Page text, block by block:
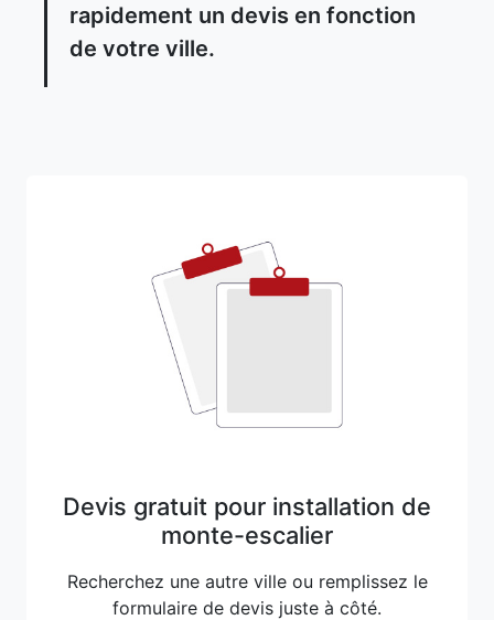
rapidement un devis en fonction
de votre ville.
Devis gratuit pour installation de
monte-escalier
Recherchez une autre ville ou remplissez le
formulaire de devis juste à côté.